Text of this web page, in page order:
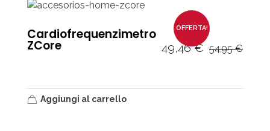
OFFERTA!
Cardiofrequenzimetro
ZCore 49,46€ 54,95€
Aggiungi al carrello